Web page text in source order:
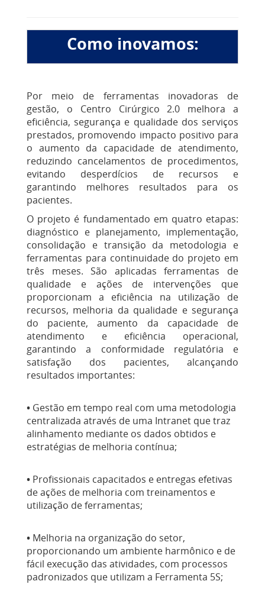
Como inovamos:
Por meio de ferramentas inovadoras de
gestão, o Centro Cirúrgico 2.0 melhora a
eficiência, segurança e qualidade dos serviços
prestados, promovendo impacto positivo para
o aumento da capacidade de atendimento,
reduzindo cancelamentos de procedimentos,
evitando desperdícios de recursos e
garantindo melhores resultados para os
pacientes.
O projeto é fundamentado em quatro etapas:
diagnóstico e planejamento, implementação,
consolidação e transição da metodologia e
ferramentas para continuidade do projeto em
três meses. São aplicadas ferramentas de
qualidade e ações de intervenções que
proporcionam a eficiência na utilização de
recursos, melhoria da qualidade e segurança
do paciente, aumento da capacidade de
atendimento e eficiência operacional,
garantindo a conformidade regulatória e
satisfação dos pacientes, alcançando
resultados importantes:
• Gestão em tempo real com uma metodologia
centralizada através de uma Intranet que traz
alinhamento mediante os dados obtidos e
estratégias de melhoria contínua;
• Profissionais capacitados e entregas efetivas
de ações de melhoria com treinamentos e
utilização de ferramentas;
• Melhoria na organização do setor,
proporcionando um ambiente harmônico e de
fácil execução das atividades, com processos
padronizados que utilizam a Ferramenta 5S;